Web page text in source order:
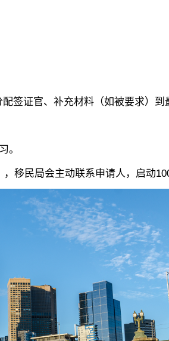
证官、补充材料（如被要求）到
。
民局会主动联系申请人，启动100